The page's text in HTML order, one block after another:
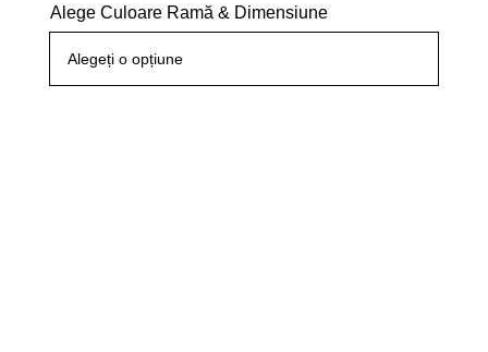
Alege Culoare Ramă & Dimensiune